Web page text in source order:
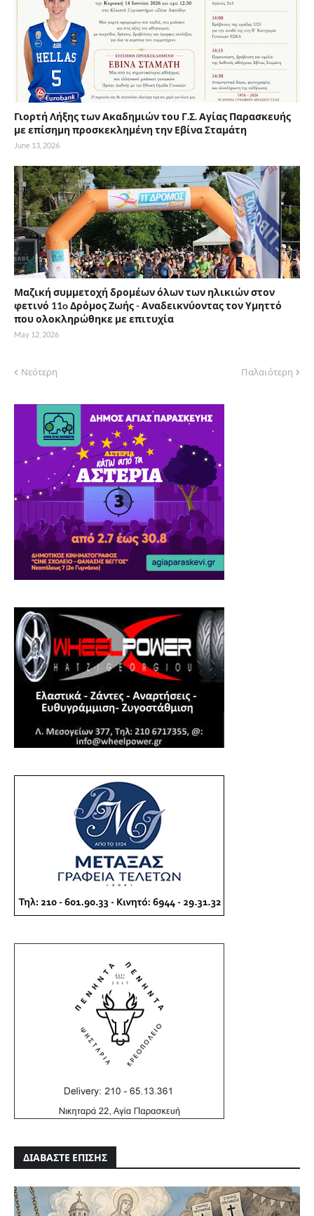
Γιορτή Λήξης των Ακαδημιών του Γ.Σ. Αγίας Παρασκευής
με επίσημη προσκεκλημένη την Εβίνα Σταμάτη
June 13, 2026
Μαζική συμμετοχή δρομέων όλων των ηλικιών στον
φετινό 11o Δρόμος Ζωής - Αναδεικνύοντας τον Υμηττό
που ολοκληρώθηκε με επιτυχία
May 12, 2026
Νεότερη Παλαιότερη
ΔΙΑΒΑΣΤΕ ΕΠΙΣΗΣ